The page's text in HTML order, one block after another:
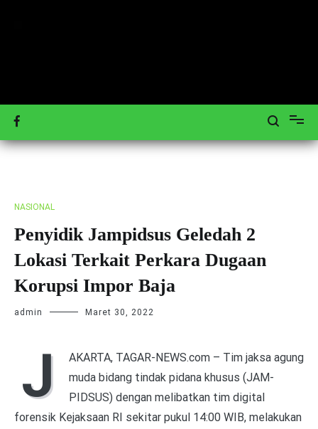
Tagar-News.com
Mengulas Peristiwa Teraktual
NASIONAL
Penyidik Jampidsus Geledah 2
Lokasi Terkait Perkara Dugaan
Korupsi Impor Baja
admin Maret 30, 2022
J
AKARTA, TAGAR-NEWS.com – Tim jaksa agung
muda bidang tindak pidana khusus (JAM-
PIDSUS) dengan melibatkan tim digital
forensik Kejaksaan RI sekitar pukul 14:00 WIB, melakukan